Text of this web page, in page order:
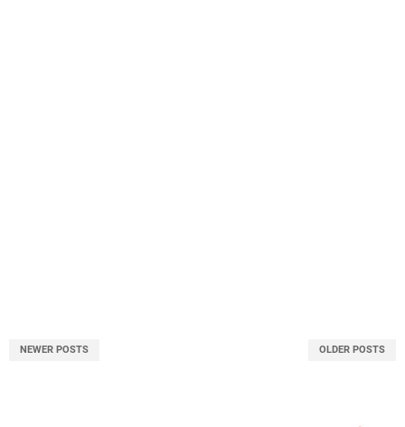
NEWER POSTS OLDER POSTS